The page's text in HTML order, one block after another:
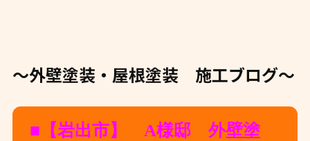
～外壁塗装・屋根塗装 施工ブログ～
■【岩出市】 A様邸 外壁塗